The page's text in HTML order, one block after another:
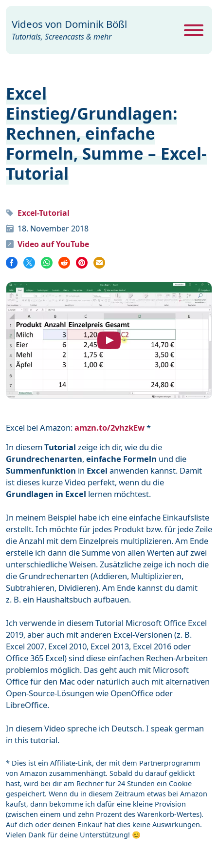
Excel
Einstieg/Grundlagen:
Rechnen, einfache
Formeln, Summe – Excel-
Tutorial
Excel-Tutorial
18. November 2018
Video auf YouTube
Excel bei Amazon:amzn.to/2vhzkEw*
In diesemTutorial zeige ich dir, wie du die
Grundrechenarten, einfache Formeln und die
Summenfunktion in Excel anwenden kannst. Damit
ist dieses kurze Video perfekt, wenn du die
Grundlagen in Excel lernen möchtest.
In meinem Beispiel habe ich eine einfache Einkaufsliste
erstellt. Ich möchte für jedes Produkt bzw. für jede Zeile
die Anzahl mit dem Einzelpreis multiplizieren. Am Ende
erstelle ich dann die Summe von allen Werten auf zwei
unterschiedliche Weisen. Zusätzliche zeige ich noch die
die Grundrechenarten (Addieren, Multiplizieren,
Subtrahieren, Dividieren). Am Ende kannst du damit
z. B. ein Haushaltsbuch aufbauen.
Ich verwende in diesem Tutorial Microsoft Office Excel
2019, aber auch mit anderen Excel-Versionen (z. B.
Excel 2007, Excel 2010, Excel 2013, Excel 2016 oder
Office 365 Excel) sind diese einfachen Rechen-Arbeiten
problemlos möglich. Das geht auch mit Microsoft
Office für den Mac oder natürlich auch mit alternativen
Open-Source-Lösungen wie OpenOffice oder
LibreOffice.
In diesem Video spreche ich Deutsch. I speak german
in this tutorial.
* Dies ist ein Affiliate-Link, der mit dem Partnerprogramm
von Amazon zusammenhängt. Sobald du darauf geklickt
hast, wird bei dir am Rechner für 24 Stunden ein Cookie
gespeichert. Wenn du in diesem Zeitraum etwas bei Amazon
kaufst, dann bekomme ich dafür eine kleine Provision
(zwischen einem und zehn Prozent des Warenkorb-Wertes).
Auf dich oder deinen Einkauf hat dies keine Auswirkungen.
Vielen Dank für deine Unterstützung! 😊
Videos von Dominik Bößl
Tutorials, Screencasts & mehr
Excel
Photoshop
PowerPoint
Premiere 29
Programme
Windows
Word
Mehr über mich
Häufige Fragen
Impressum & Datenschutz